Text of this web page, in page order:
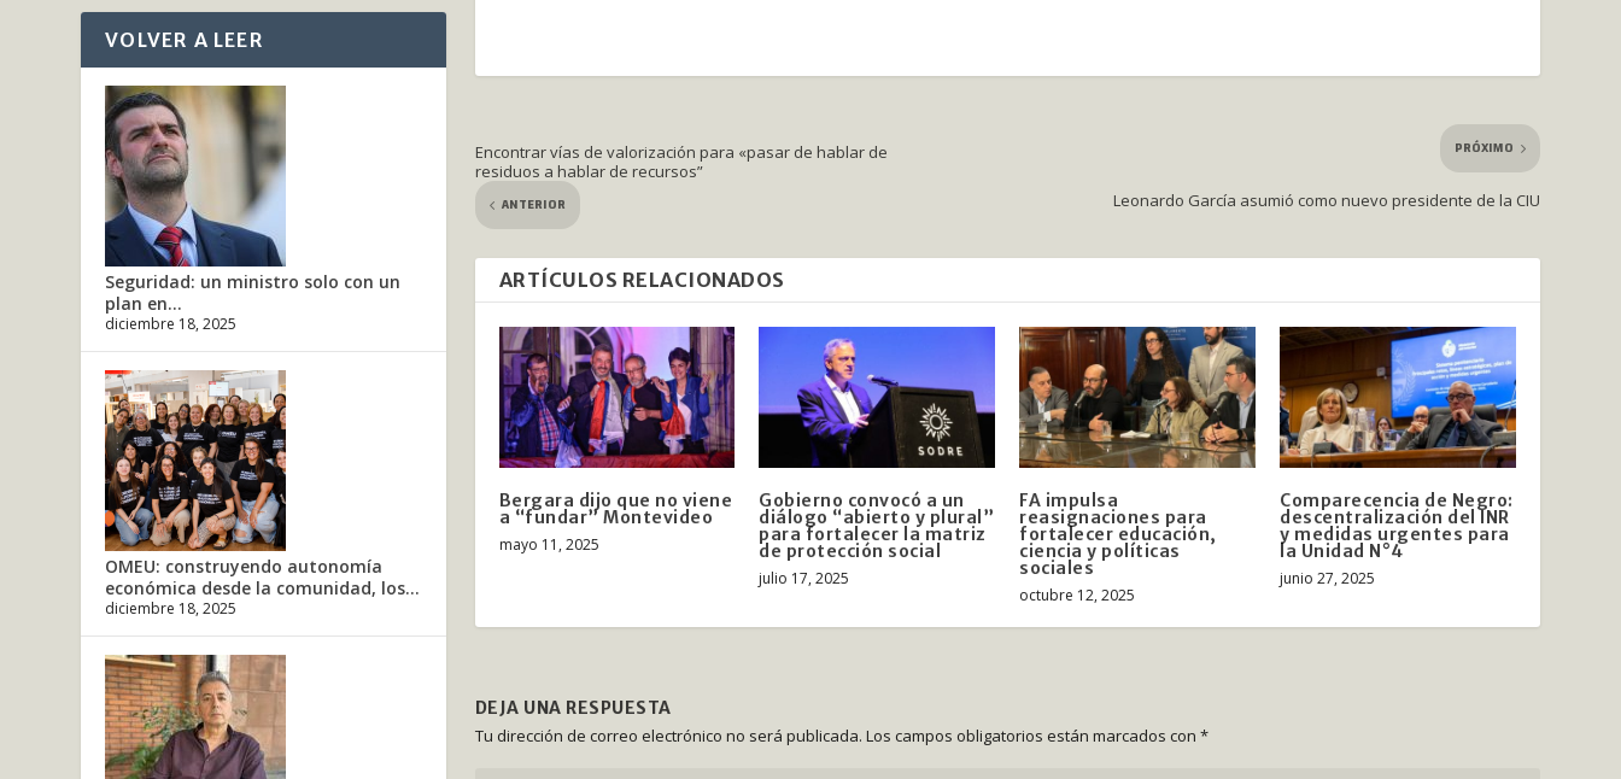
Encontrar vías de valorización para «pasar de hablar de
residuos a hablar de recursos”
ANTERIOR
PRÓXIMO
Leonardo García asumió como nuevo presidente de la CIU
ARTÍCULOS RELACIONADOS
Bergara dijo que no viene
a “fundar” Montevideo
mayo 11, 2025
Gobierno convocó a un
diálogo “abierto y plural”
para fortalecer la matriz
de protección social
julio 17, 2025
FA impulsa
reasignaciones para
fortalecer educación,
ciencia y políticas
sociales
octubre 12, 2025
Comparecencia de Negro:
descentralización del INR
y medidas urgentes para
la Unidad N°4
junio 27, 2025
DEJA UNA RESPUESTA
Tu dirección de correo electrónico no será publicada. Los campos obligatorios están marcados con *
VOLVER A LEER
Seguridad: un ministro solo con un
plan en...
diciembre 18, 2025
OMEU: construyendo autonomía
económica desde la comunidad, los...
diciembre 18, 2025